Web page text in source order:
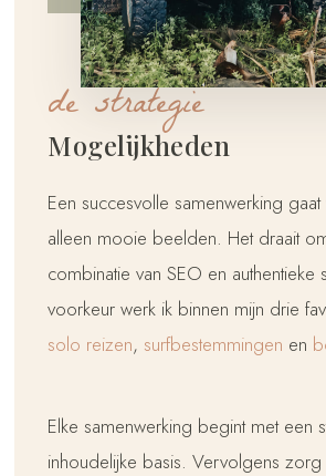
de strategie
Mogelijkheden
Een succesvolle samenwerking
alleen mooie beelden. Het draait
combinatie van SEO en authentieke
voorkeur werk ik binnen mijn drie
solo reizen, surfbestemmingen en
Elke samenwerking begint met een
inhoudelijke basis. Vervolgens